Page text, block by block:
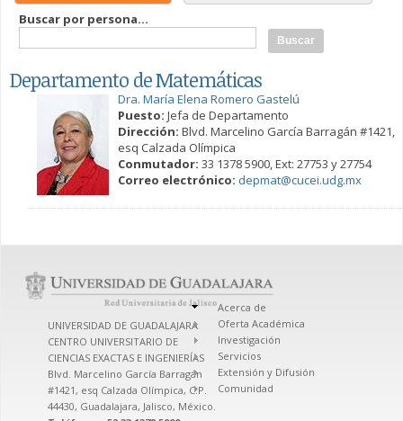
Buscar por persona...
Departamento de Matemáticas
Dra. María Elena Romero Gastelú
Puesto: Jefa de Departamento
Dirección: Blvd. Marcelino García Barragán #1421,
esq Calzada Olímpica
Conmutador: 33 1378 5900, Ext: 27753 y 27754
Correo electrónico: depmat@cucei.udg.mx
UNIVERSIDAD DE GUADALAJARA
CENTRO UNIVERSITARIO DE
CIENCIAS EXACTAS E INGENIERÍAS
Blvd. Marcelino García Barragán
#1421, esq Calzada Olímpica, C.P.
44430, Guadalajara, Jalisco, México.
Acerca de
Oferta Académica
Investigación
Servicios
Extensión y Difusión
Comunidad